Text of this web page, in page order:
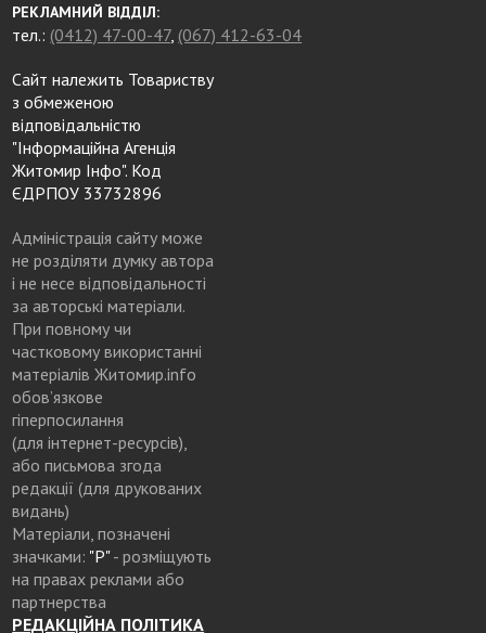
РЕКЛАМНИЙ ВІДДІЛ:
тел.: (0412) 47-00-47, (067) 412-63-04
Сайт належить Товариству
з обмеженою
відповідальністю
"Інформаційна Агенція
Житомир Інфо". Код
ЄДРПОУ 33732896
Адміністрація сайту може
не розділяти думку автора
і не несе відповідальності
за авторські матеріали.
При повному чи
частковому використанні
матеріалів Житомир.info
обов’язкове
гіперпосилання
(для інтернет-ресурсів),
або письмова згода
редакції (для друкованих
видань)
Матеріали, позначені
значками: "Р"- розміщують
на правах реклами або
партнерства
РЕДАКЦІЙНА ПОЛІТИКА